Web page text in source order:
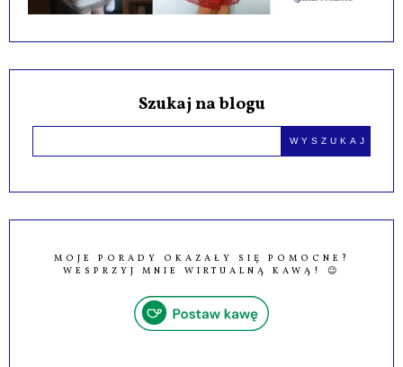
Szukaj na blogu
MOJE PORADY OKAZAŁY SIĘ POMOCNE?
WESPRZYJ MNIE WIRTUALNĄ KAWĄ! 😉